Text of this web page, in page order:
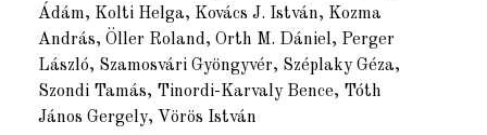
Ádám, Kolti Helga, Kovács J. István, Kozma
András, Öller Roland, Orth M. Dániel, Perger
László, Szamosvári Gyöngyvér, Széplaky Géza,
Szondi Tamás, Tinordi-Karvaly Bence, Tóth
János Gergely, Vörös István